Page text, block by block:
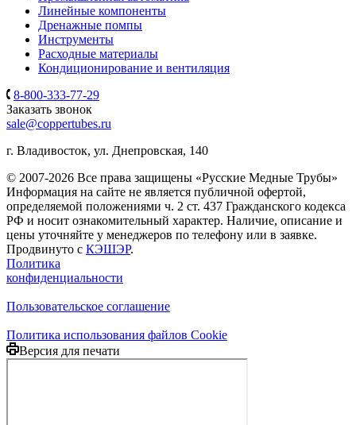
Линейные компоненты
Дренажные помпы
Инструменты
Расходные материалы
Кондиционирование и вентиляция
8-800-333-77-29
Заказать звонок
sale@coppertubes.ru
г. Владивосток, ул. Днепровская, 140
© 2007-2026 Все права защищены «Русские Медные Трубы»
Информация на сайте не является публичной офертой,
определяемой положениями ч. 2 ст. 437 Гражданского кодекса
РФ и носит ознакомительный характер. Наличие, описание и
цены уточняйте у менеджеров по телефону или в заявке.
Продвинуто с КЭШЭР.
Политика
конфиденциальности
Пользовательское соглашение
Политика использования файлов Cookie
Версия для печати